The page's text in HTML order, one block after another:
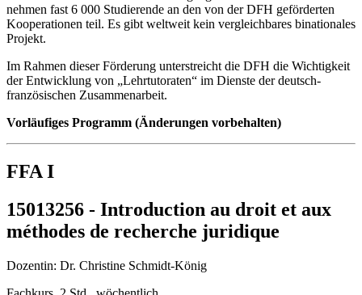
nehmen fast 6 000 Studierende an den von der DFH geförderten
Kooperationen teil. Es gibt weltweit kein vergleichbares binationales
Projekt.
Im Rahmen dieser Förderung unterstreicht die DFH die Wichtigkeit
der Entwicklung von „Lehrtutoraten“ im Dienste der deutsch-
französischen Zusammenarbeit.
Vorläufiges Programm (Änderungen vorbehalten)
FFA I
15013256 - Introduction au droit et aux
méthodes de recherche juridique
Dozentin: Dr. Christine Schmidt-König